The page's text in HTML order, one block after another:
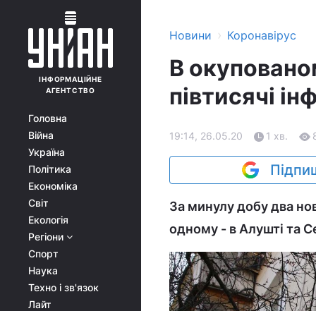
ІНФОРМАЦІЙНЕ
АГЕНТСТВО
Головна
Війна
Україна
Політика
Економіка
Світ
Екологія
Регіони
Спорт
Наука
Техно і зв'язок
Лайт
Новини › Коронавірус
В
півтисячі
19:14, 26.05.20 1 хв.
За минулу добу два
одному - в Алушті та